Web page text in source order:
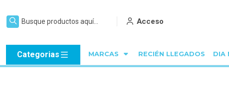
Acceso
Categorias MARCAS RECIÉN LLEGADOS DIA